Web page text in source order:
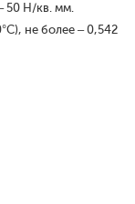
50 Н/кв. мм.
не более – 0,542